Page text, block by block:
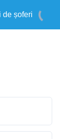
de șoferi